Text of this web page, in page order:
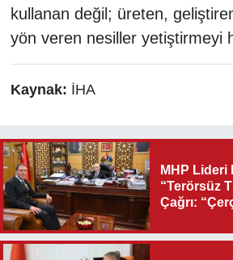
kullanan değil; üreten,
yön veren nesiller yetiştirmeyi
Kaynak: İHA
MHP Lideri
“Terörsüz
Çağrı: